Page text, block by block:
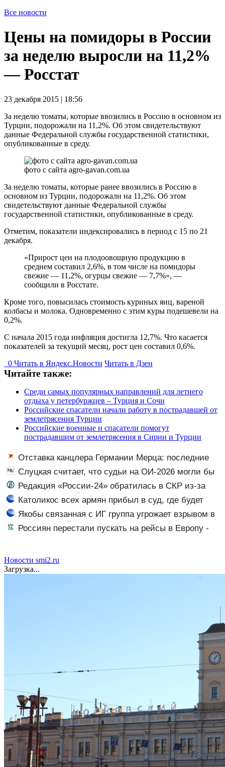
Все новости
Цены на помидоры в России
за неделю выросли на 11,2%
— Росстат
23 декабря 2015 | 18:56
За неделю томаты, которые ввозились в Россию в основном из
Турции, подорожали на 11,2%. Об этом свидетельствуют
данные Федеральной службы государственной статистики,
опубликованные в среду.
фото с сайта agro-gavan.com.ua
За неделю томаты, которые ранее ввозились в Россию в
основном из Турции, подорожали на 11,2%. Об этом
свидетельствуют данные Федеральной службы
государственной статистики, опубликованные в среду.
Отметим, показатели индексировались в период с 15 по 21
декабря.
«Прирост цен на плодоовощную продукцию в
среднем составил 2,6%, в том числе на помидоры
свежие — 11,2%, огурцы свежие — 7,7%», —
сообщили в Росстате.
Кроме того, повысилась стоимость куриных яиц, вареной
колбасы и молока. Одновременно с этим куры подешевели на
0,2%.
С начала 2015 года инфляция достигла 12,7%. Что касается
показателей за текущий месяц, рост цен составил 0,6%.
0 Читать в Яндекс.Новости Читать в Дзен
Читайте также:
Среди самых популярных направлений для летнего
отдыха у петербуржцев – Турция и Сочи
Российские спасатели начали работу в пострадавшей от
землетрясения Турции
Российские военные и спасатели помогут
пострадавшим от землетрясения в Сирии и Турции
Отставка канцлера Германии Мерца: последние
новости на 7 августа 2026 и прогнозы
Слуцкая считает, что судьи на ОИ-2026 могли бы
дать больше баллов Гуменнику
Редакция «России-24» обратилась в СКР из-за
травли съемочной группы «Колобка»
Католикос всех армян прибыл в суд, где будет
слушаться его дело
Якобы связанная с ИГ группа угрожает взрывом в
оживленном районе Сеула
Россиян перестали пускать на рейсы в Европу -
Новости smi2.ru
Загрузка...